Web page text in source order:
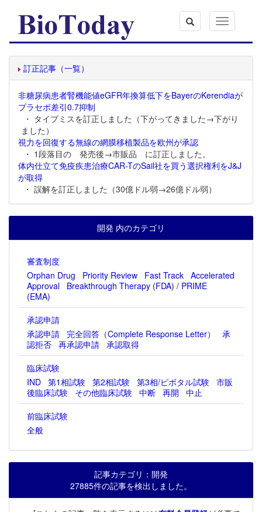
Toggle
navigation
訂正記事（一覧）
非糖尿病患者腎機能値eGFR年換算低下をBayerのKerendiaが
プラセボ差引0.7抑制
・ タイプミスを訂正しました（下がってきました→下がり
ました）
視力を回復する無線の網膜移植製品を欧州が承認
・ 1段落目の 発売後→市販品 に訂正しました。
体内仕立て免疫疾患治療CAR-TのSail社を買う選択権利をJ&J
が取得
・ 誤解を訂正しました（30億ドル弱→26億ドル弱）
開発 内のカテゴリ
審査制度
Orphan Drug
Priority Review Fast Track Accelerated
Approval
Breakthrough Therapy (FDA) / PRIME
(EMA)
承認申請
承認申請
完全回答（Complete Response Letter）
承
認拒否 再承認申請 承認取得
臨床試験
IND 第1相試験 第2相試験 第3相/ピボタル試験 市販
後臨床試験
その他臨床試験 中断 再開
中止
前臨床試験
全般
記事カテゴリ：開発
27885件の記事を検出しました。